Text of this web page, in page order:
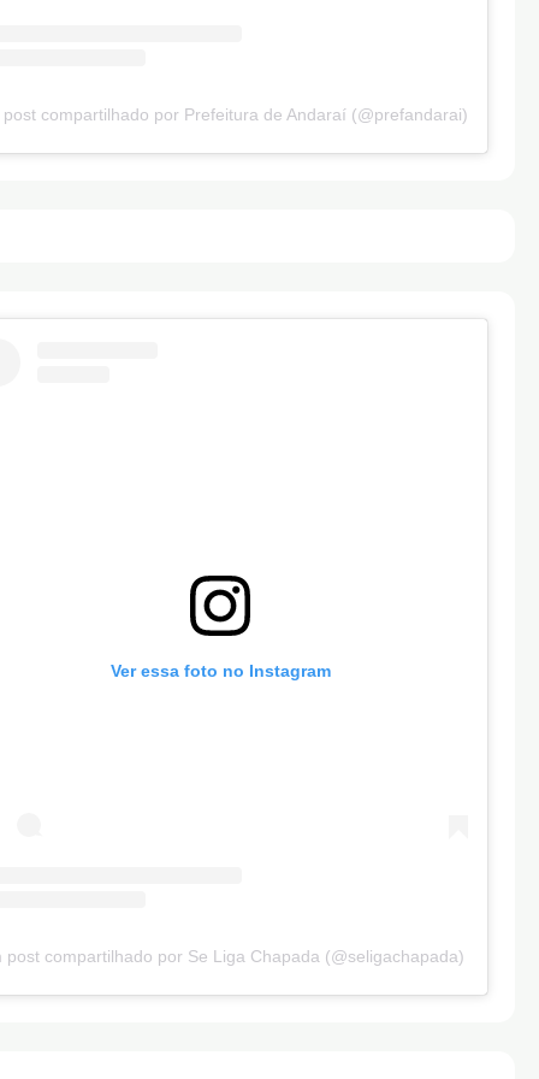
post compartilhado por Prefeitura de Andaraí (@prefandarai)
Ver essa foto no Instagram
post compartilhado por Se Liga Chapada (@seligachapada)